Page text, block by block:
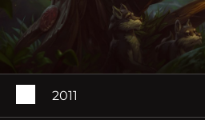
2011